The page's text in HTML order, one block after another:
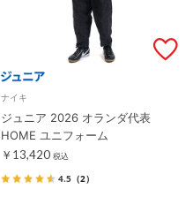
ナイキ
ジュニア 2026 オランダ代表
HOME ユニフォーム
￥13,420 税込
4.5 （2）